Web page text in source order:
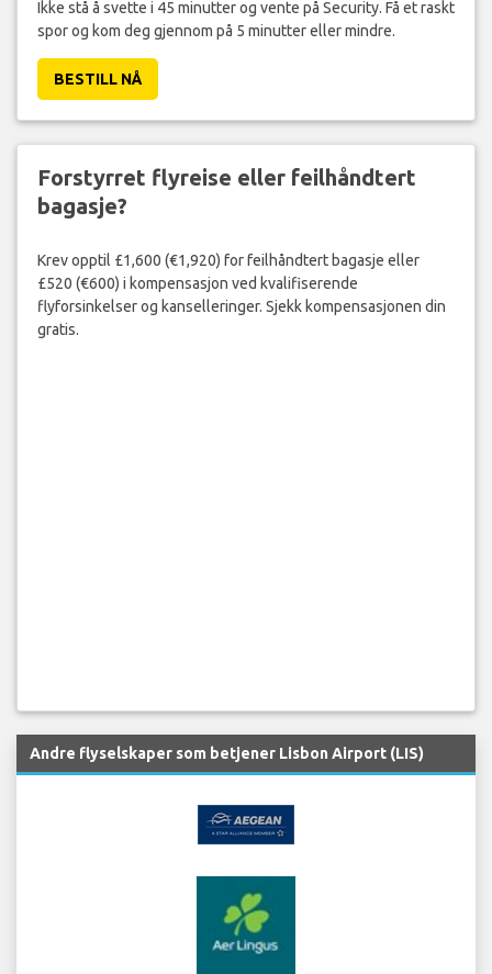
Ikke stå å svette i 45 minutter og vente på Security. Få et raskt
spor og kom deg gjennom på 5 minutter eller mindre.
BESTILL NÅ
Forstyrret flyreise eller feilhåndtert
bagasje?
Krev opptil £1,600 (€1,920) for feilhåndtert bagasje eller
£520 (€600) i kompensasjon ved kvalifiserende
flyforsinkelser og kanselleringer. Sjekk kompensasjonen din
gratis.
Andre flyselskaper som betjener Lisbon Airport (LIS)